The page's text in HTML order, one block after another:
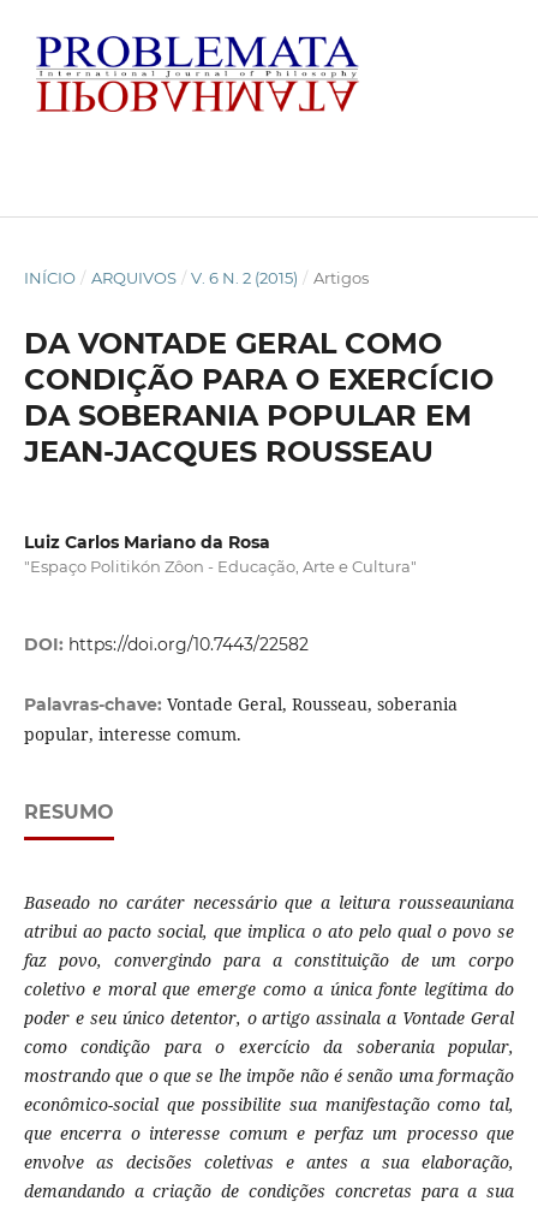
INÍCIO / ARQUIVOS / V. 6 N. 2 (2015) / Artigos
DA VONTADE GERAL COMO
CONDIÇÃO PARA O EXERCÍCIO
DA SOBERANIA POPULAR EM
JEAN-JACQUES ROUSSEAU
Luiz Carlos Mariano da Rosa
"Espaço Politikón Zôon - Educação, Arte e Cultura"
DOI: https://doi.org/10.7443/22582
Palavras-chave: Vontade Geral, Rousseau, soberania
popular, interesse comum.
RESUMO
Baseado no caráter necessário que a leitura rousseauniana
atribui ao pacto social, que implica o ato pelo qual o povo se
faz povo, convergindo para a constituição de um corpo
coletivo e moral que emerge como a única fonte legítima do
poder e seu único detentor, o artigo assinala a Vontade Geral
como condição para o exercício da soberania popular,
mostrando que o que se lhe impõe não é senão uma formação
econômico-social que possibilite sua manifestação como tal,
que encerra o interesse comum e perfaz um processo que
envolve as decisões coletivas e antes a sua elaboração,
demandando a criação de condições concretas para a sua